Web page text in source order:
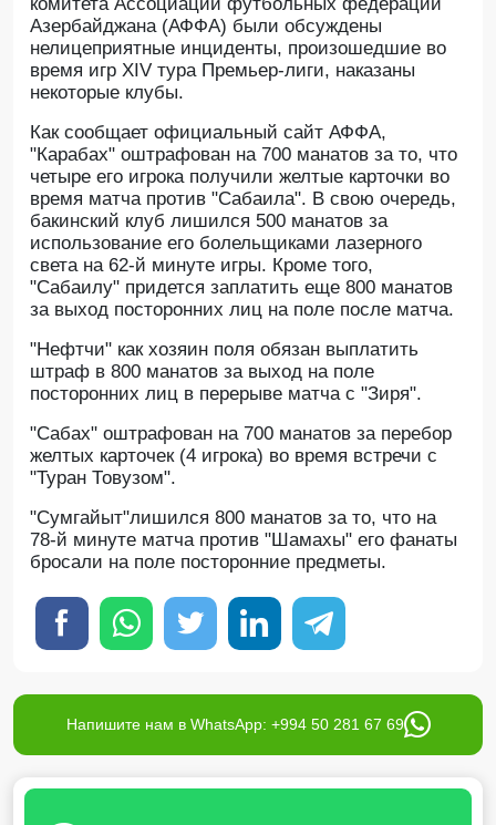
Азербайджана (АФФА) были обсуждены
нелицеприятные инциденты, произошедшие во
время игр XIV тура Премьер-лиги, наказаны
некоторые клубы.
Как сообщает официальный сайт АФФА,
"Карабах" оштрафован на 700 манатов за то, что
четыре его игрока получили желтые карточки во
время матча против "Сабаила". В свою очередь,
бакинский клуб лишился 500 манатов за
использование его болельщиками лазерного
света на 62-й минуте игры. Кроме того,
"Сабаилу" придется заплатить еще 800 манатов
за выход посторонних лиц на поле после матча.
"Нефтчи" как хозяин поля обязан выплатить
штраф в 800 манатов за выход на поле
посторонних лиц в перерыве матча с "Зиря".
"Сабах" оштрафован на 700 манатов за перебор
желтых карточек (4 игрока) во время встречи с
"Туран Товузом".
"Сумгайыт"лишился 800 манатов за то, что на
78-й минуте матча против "Шамахы" его фанаты
бросали на поле посторонние предметы.
Напишите нам в WhatsApp: +994 50 281 67 69